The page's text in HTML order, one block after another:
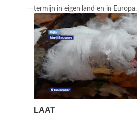
termijn in eigen land en in Europa.
LAAT